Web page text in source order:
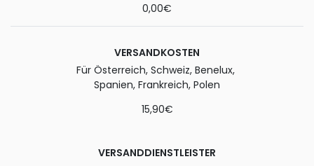
0,00€
VERSANDKOSTEN
Für Österreich, Schweiz, Benelux,
Spanien, Frankreich, Polen
15,90€
VERSANDDIENSTLEISTER